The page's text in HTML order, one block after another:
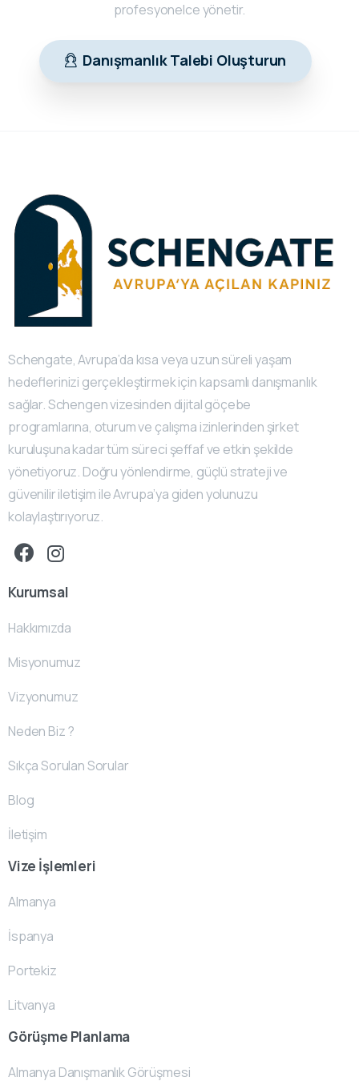
profesyonelce yönetir.
Danışmanlık Talebi Oluşturun
Schengate, Avrupa’da kısa veya uzun süreli yaşam
hedeflerinizi gerçekleştirmek için kapsamlı danışmanlık
sağlar. Schengen vizesinden dijital göçebe
programlarına, oturum ve çalışma izinlerinden şirket
kuruluşuna kadar tüm süreci şeffaf ve etkin şekilde
yönetiyoruz. Doğru yönlendirme, güçlü strateji ve
güvenilir iletişim ile Avrupa’ya giden yolunuzu
kolaylaştırıyoruz.
Kurumsal
Hakkımızda
Misyonumuz
Vizyonumuz
Neden Biz ?
Sıkça Sorulan Sorular
Blog
İletişim
Vize İşlemleri
Almanya
İspanya
Portekiz
Litvanya
Görüşme Planlama
Almanya Danışmanlık Görüşmesi